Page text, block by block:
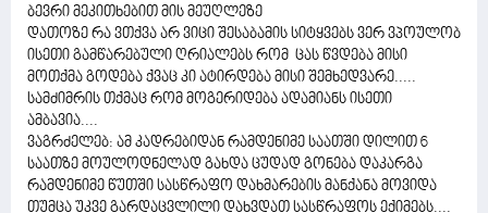
ბევრი მეკითხებით მის მეუღლეზე
დათოზე რა ვთქვა არ ვიცი შესაბამის სიტყვებს ვერ ვპოულობ
ისეთი გამწარებული ღრიალებს რომ ცას წვდება მისი
მოთქმა გოდება ქვაც კი ატირდება მისი შემხედვარე.....
სამძიმრის თქმაც რომ მოგერიდება ადამიანს ისეთი
ამბავია....
ვაგრძელებ: ამ კადრებიდან რამდენიმე საათში დილით 6
საათზე მოულოდნელად გახდა ცუდად გონება დაკარგა
რამდენიმე წუთში სასწრაფო დახმარების მანქანა მოვიდა
თუმცა უკვე გარდაცვლილი დახვდათ სასწრაფოს ექიმებს....